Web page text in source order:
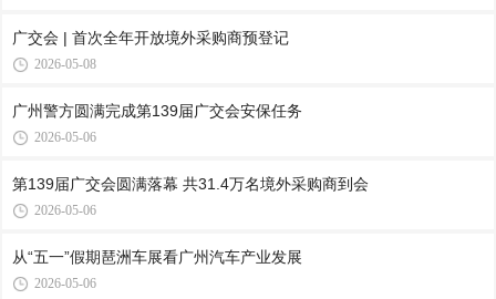
广交会 | 首次全年开放境外采购商预登记
2026-05-08
广州警方圆满完成第139届广交会安保任务
2026-05-06
第139届广交会圆满落幕 共31.4万名境外采购商到会
2026-05-06
从“五一”假期琶洲车展看广州汽车产业发展
2026-05-06